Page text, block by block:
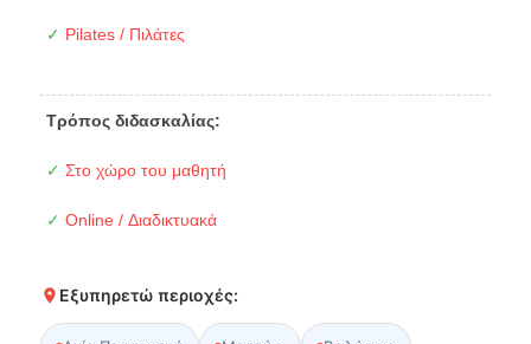
✓ Pilates / Πιλάτες
Τρόπος διδασκαλίας:
✓ Στο χώρο του μαθητή
✓ Online / Διαδικτυακά
Εξυπηρετώ περιοχές: